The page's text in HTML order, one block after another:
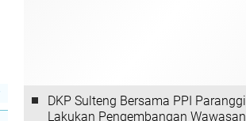
DKP Sulteng Bersama PPI Paranggi
Lakukan Pengembangan Wawasan